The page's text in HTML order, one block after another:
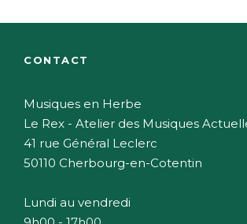
CONTACT
Musiques en Herbe
Le Rex - Atelier des Musiques
41 rue Général Leclerc
50110 Cherbourg-en-Cotentin
Lundi au vendredi